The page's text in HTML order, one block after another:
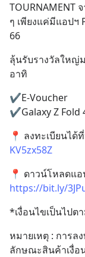
TOURNAMENT
ๆ เพียงแค่มีแอปฯ
66
ลุ้นรับรางวัลใหญ่
อาทิ
✔️E-Voucher
✔️Galaxy Z Fold
📍 ลงทะเบียนได้
KV5zx58Z
https://bit.ly/
*เงื่อนไขเป็นไป
หมายเหตุ : การล
ลักษณะสินค้าเงื่อ